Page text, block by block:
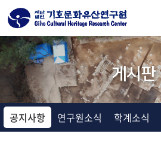
게시판
공지사항 연구원소식 학계소식